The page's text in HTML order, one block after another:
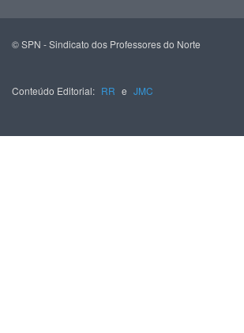
© SPN - Sindicato dos Professores do Norte
Conteúdo Editorial: RR e JMC